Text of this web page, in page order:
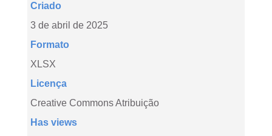
Criado
3 de abril de 2025
Formato
XLSX
Licença
Creative Commons Atribuição
Has views